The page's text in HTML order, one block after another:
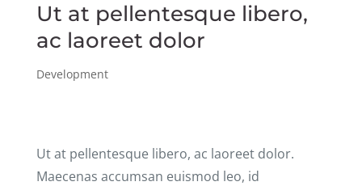
Ut at pellentesque libero,
ac laoreet dolor
Development
Ut at pellentesque libero, ac laoreet dolor.
Maecenas accumsan euismod leo, id